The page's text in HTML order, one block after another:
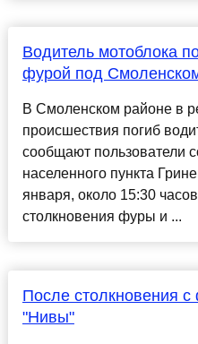
Водитель мотоблока
фурой под
В Смоленском районе в
происшествия погиб
сообщают пользователи
населенного пункта
января, около 15:30
столкновения фуры и ...
После столкновения
"Нивы"